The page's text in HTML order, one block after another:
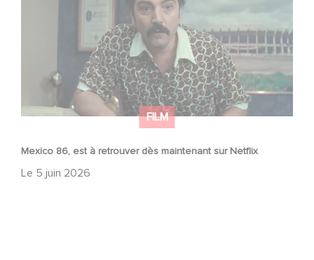
FILM
Mexico 86, est à retrouver dès maintenant sur Netflix
Le 5 juin 2026